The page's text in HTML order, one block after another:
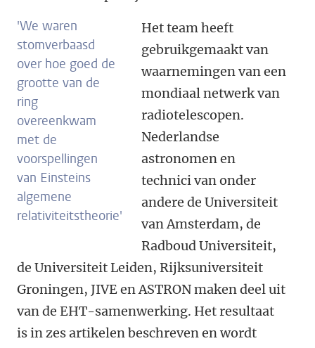
'We waren
stomverbaasd
over hoe goed de
grootte van de
ring
overeenkwam
met de
voorspellingen
van Einsteins
algemene
relativiteitstheorie'
Het team heeft
gebruikgemaakt van
waarnemingen van een
mondiaal netwerk van
radiotelescopen.
Nederlandse
astronomen en
technici van onder
andere de Universiteit
van Amsterdam, de
Radboud Universiteit,
de Universiteit Leiden, Rijksuniversiteit
Groningen, JIVE en ASTRON maken deel uit
van de EHT-samenwerking. Het resultaat
is in zes artikelen beschreven en wordt